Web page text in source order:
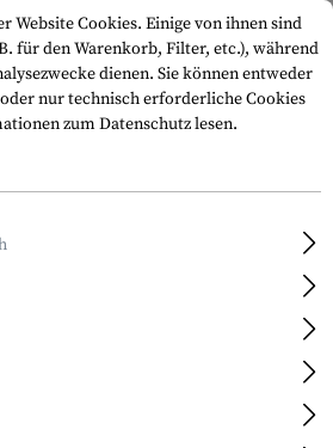
Insert
Website Cookies. Einige von ihnen sind
für den Warenkorb, Filter, etc.), während
dienen. Sie können entweder
nur technisch erforderliche Cookies
zum Datenschutz lesen.